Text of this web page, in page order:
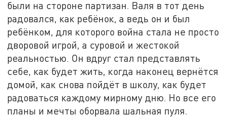
были на стороне партизан. Валя в тот день
радовался, как ребёнок, а ведь он и был
ребёнком, для которого война стала не просто
дворовой игрой, а суровой и жестокой
реальностью. Он вдруг стал представлять
себе, как будет жить, когда наконец вернётся
домой, как снова пойдёт в школу, как будет
радоваться каждому мирному дню. Но все его
планы и мечты оборвала шальная пуля.